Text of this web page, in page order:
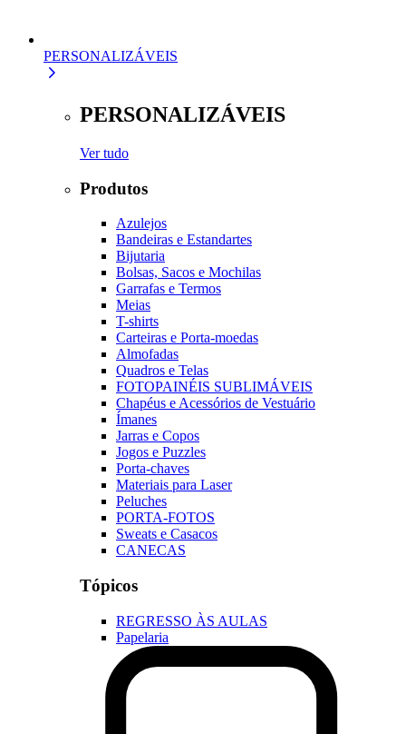
PERSONALIZÁVEIS
PERSONALIZÁVEIS
Ver tudo
Produtos
Azulejos
Bandeiras e Estandartes
Bijutaria
Bolsas, Sacos e Mochilas
Garrafas e Termos
Meias
T-shirts
Carteiras e Porta-moedas
Almofadas
Quadros e Telas
FOTOPAINÉIS SUBLIMÁVEIS
Chapéus e Acessórios de Vestuário
Ímanes
Jarras e Copos
Jogos e Puzzles
Porta-chaves
Materiais para Laser
Peluches
PORTA-FOTOS
Sweats e Casacos
CANECAS
Tópicos
REGRESSO ÀS AULAS
Papelaria